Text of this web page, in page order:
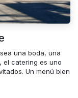
una boda, una
el catering es uno
Un menú bien